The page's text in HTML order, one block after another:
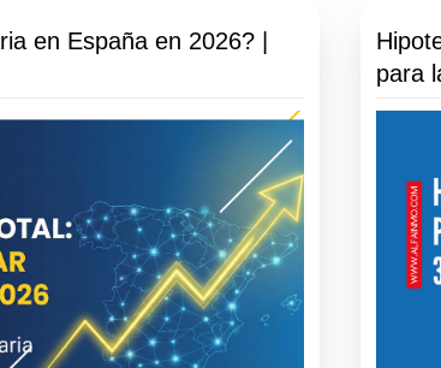
en España en 2026? |
para